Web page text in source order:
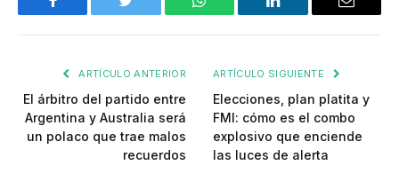
Facebook Twitter WhatsApp LinkedIn Email
ARTÍCULO ANTERIOR
El árbitro del partido entre
Argentina y Australia será
un polaco que trae malos
recuerdos
ARTÍCULO SIGUIENTE
Elecciones, plan platita y
FMI: cómo es el combo
explosivo que enciende
las luces de alerta